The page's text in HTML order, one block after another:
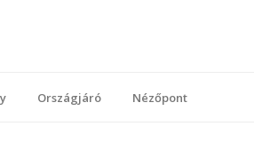
Országjáró Nézőpont